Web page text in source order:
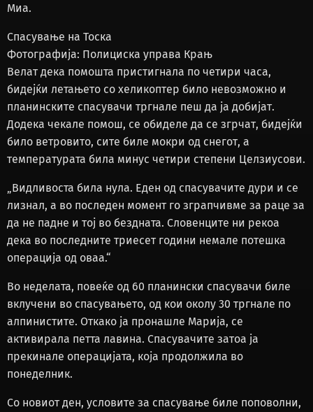
Миа.
Спасување на Тоска
Фотографија: Полициска управа Крањ
Велат дека помошта пристигнала по четири часа,
бидејќи летањето со хеликоптер било невозможно и
планинските спасувачи тргнале пеш да ја добијат.
Додека чекале помош, се обиделе да се згрчат, бидејќи
било ветровито, сите биле мокри од снегот, а
температурата била минус четири степени Целзиусови.
„Видливоста била нула. Еден од спасувачите дури и се
лизнал, а во последен момент го зграпчивме за раце за
да не падне и тој во бездната. Словенците ни рекоа
дека во последните триесет години немале потешка
операција од оваа.“
Во неделата, повеќе од 60 планински спасувачи биле
вклучени во спасувањето, од кои околу 30 тргнале по
алпинистите. Откако ја пронашле Марија, се
активирала петта лавина. Спасувачите затоа ја
прекинале операцијата, која продолжила во
понеделник.
Со новиот ден, условите за спасување биле поповолни,